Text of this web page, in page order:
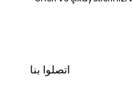
اتصلوا بنا